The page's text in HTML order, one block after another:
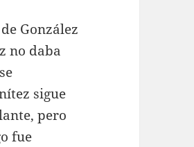
González
no daba
sigue
pero
fue